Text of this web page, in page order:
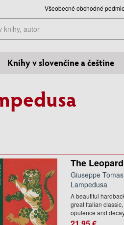
Všeobecné obchodné
Knihy v slovenčine a češtine
The Leopard
Giuseppe
Lampedusa
A beautiful
great Italian
opulence and